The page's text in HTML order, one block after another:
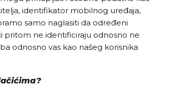
identifikator mobilnog uređaja,
samo naglasiti da određeni
pritom ne identificiraju odnosno ne
odnosno vas kao našeg korisnika